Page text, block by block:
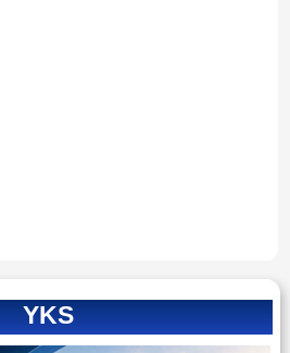
YKS